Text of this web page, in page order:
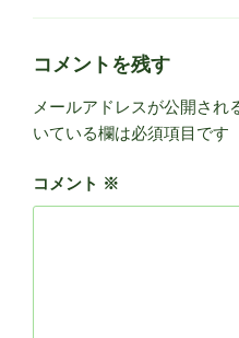
コメントを残す
メールアドレスが公開され
いている欄は必須項目です
コメント ※